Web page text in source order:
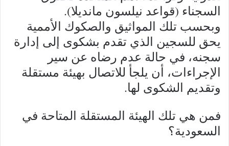
السجناء (قواعد نيلسون مانديلا).
وبحسب تلك المواثيق والصكوك الأممية
يحق للسجين الذي تقدم بشكوى إلى إدارة
سجنه، في حالة عدم رضاه عن سير
الإجراءات، أن يلجأ للاتصال بهيئة مستقلة
وتقديم الشكوى لها.
فمن هي تلك الهيئة المستقلة المتاحة في
السعودية؟